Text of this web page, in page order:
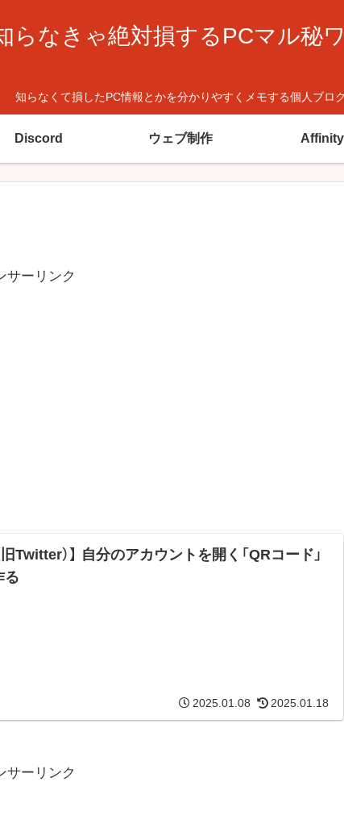
らなきゃ絶対損するPCマル秘
知らなくて損したPC情報とかを分かりやすくメモする個人ブロ
Discord ウェブ制作 Affinity
サーリンク
旧Twitter）】 自分のアカウントを開く「QRコード」
る
2025.01.08 2025.01.18
サーリンク